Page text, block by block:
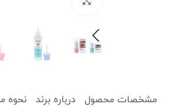
مشخصات محصول درباره برند نحوه